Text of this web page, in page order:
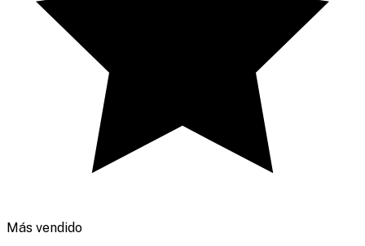
Más vendido